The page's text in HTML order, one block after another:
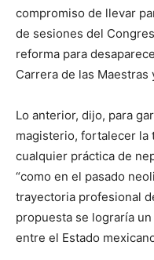
compromiso de llevar
de sesiones del
reforma para
Carrera de las Maestras
Lo anterior, dijo, para
magisterio, fortalecer la
cualquier práctica de
“como en el pasado
trayectoria profesional
propuesta se lograría
entre el Estado